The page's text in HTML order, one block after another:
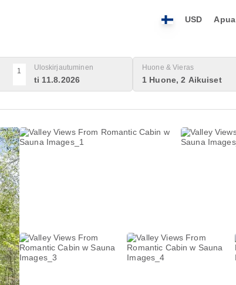
USD Apua
1 Uloskirjautuminen
ti 11.8.2026
Huone & Vieras
1 Huone, 2 Aikuiset